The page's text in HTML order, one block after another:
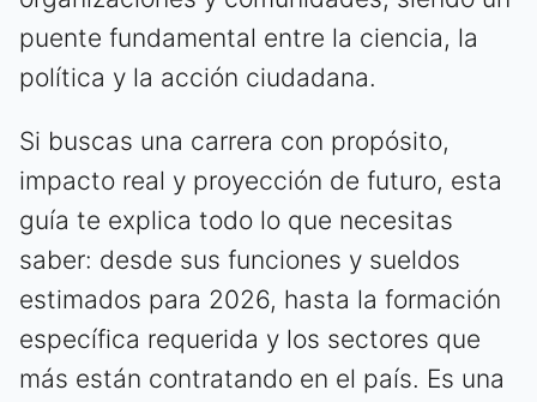
puente fundamental entre la ciencia, la
política y la acción ciudadana.
Si buscas una carrera con propósito,
impacto real y proyección de futuro, esta
guía te explica todo lo que necesitas
saber: desde sus funciones y sueldos
estimados para 2026, hasta la formación
específica requerida y los sectores que
más están contratando en el país. Es una